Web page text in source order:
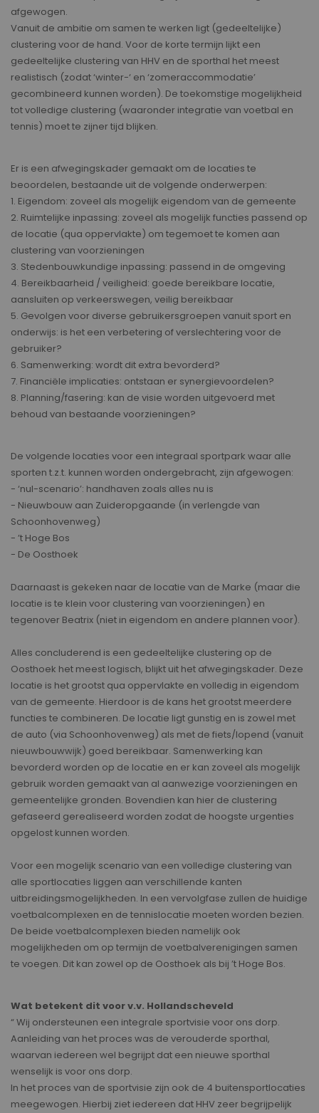
afgewogen.
Vanuit de ambitie om samen te werken ligt (gedeeltelijke)
clustering voor de hand. Voor de korte termijn lijkt een
gedeeltelijke clustering van HHV en de sporthal het meest
realistisch (zodat ‘winter-‘ en ‘zomeraccommodatie’
gecombineerd kunnen worden). De toekomstige mogelijkheid
tot volledige clustering (waaronder integratie van voetbal en
tennis) moet te zijner tijd blijken.
Er is een afwegingskader gemaakt om de locaties te
beoordelen, bestaande uit de volgende onderwerpen:
1. Eigendom: zoveel als mogelijk eigendom van de gemeente
2. Ruimtelijke inpassing: zoveel als mogelijk functies passend op
de locatie (qua oppervlakte) om tegemoet te komen aan
clustering van voorzieningen
3. Stedenbouwkundige inpassing: passend in de omgeving
4. Bereikbaarheid / veiligheid: goede bereikbare locatie,
aansluiten op verkeerswegen, veilig bereikbaar
5. Gevolgen voor diverse gebruikersgroepen vanuit sport en
onderwijs: is het een verbetering of verslechtering voor de
gebruiker?
6. Samenwerking: wordt dit extra bevorderd?
7. Financiële implicaties: ontstaan er synergievoordelen?
8. Planning/fasering: kan de visie worden uitgevoerd met
behoud van bestaande voorzieningen?
De volgende locaties voor een integraal sportpark waar alle
sporten t.z.t. kunnen worden ondergebracht, zijn afgewogen:
- ‘nul-scenario’: handhaven zoals alles nu is
- Nieuwbouw aan Zuideropgaande (in verlengde van
Schoonhovenweg)
- ’t Hoge Bos
- De Oosthoek
Daarnaast is gekeken naar de locatie van de Marke (maar die
locatie is te klein voor clustering van voorzieningen) en
tegenover Beatrix (niet in eigendom en andere plannen voor).
Alles concluderend is een gedeeltelijke clustering op de
Oosthoek het meest logisch, blijkt uit het afwegingskader. Deze
locatie is het grootst qua oppervlakte en volledig in eigendom
van de gemeente. Hierdoor is de kans het grootst meerdere
functies te combineren. De locatie ligt gunstig en is zowel met
de auto (via Schoonhovenweg) als met de fiets/lopend (vanuit
nieuwbouwwijk) goed bereikbaar. Samenwerking kan
bevorderd worden op de locatie en er kan zoveel als mogelijk
gebruik worden gemaakt van al aanwezige voorzieningen en
gemeentelijke gronden. Bovendien kan hier de clustering
gefaseerd gerealiseerd worden zodat de hoogste urgenties
opgelost kunnen worden.
Voor een mogelijk scenario van een volledige clustering van
alle sportlocaties liggen aan verschillende kanten
uitbreidingsmogelijkheden. In een vervolgfase zullen de huidige
voetbalcomplexen en de tennislocatie moeten worden bezien.
De beide voetbalcomplexen bieden namelijk ook
mogelijkheden om op termijn de voetbalverenigingen samen
te voegen. Dit kan zowel op de Oosthoek als bij ’t Hoge Bos.
Wat betekent dit voor v.v. Hollandscheveld
“ Wij ondersteunen een integrale sportvisie voor ons dorp.
Aanleiding van het proces was de verouderde sporthal,
waarvan iedereen wel begrijpt dat een nieuwe sporthal
wenselijk is voor ons dorp.
In het proces van de sportvisie zijn ook de 4 buitensportlocaties
meegewogen. Hierbij ziet iedereen dat HHV zeer begrijpelijk